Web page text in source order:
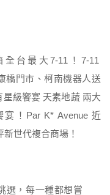
選，每一種都想嘗